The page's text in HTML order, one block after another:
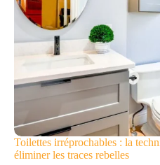
Toilettes irréprochables : la
éliminer les traces rebelles